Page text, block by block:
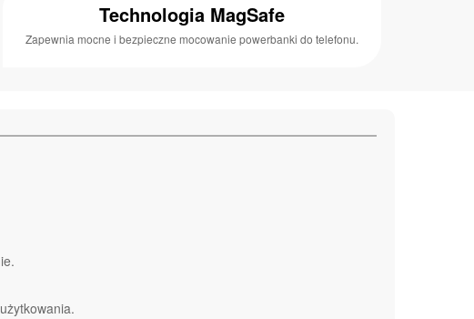
Technologia MagSafe
Zapewnia mocne i bezpieczne mocowanie powerbanki do telefonu.